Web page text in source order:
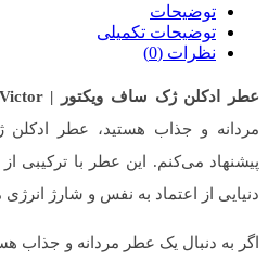
توضیحات
توضیحات تکمیلی
نظرات (0)
عطر ادکلن ژک ساف ویکتور | Jacsaf Victor
مردانه و جذاب هستید، عطر
پیشنهاد می‌کنم. این عطر با ترکیبی
دنیایی از اعتماد به نفس و شارژ
اگر به دنبال یک عطر مردانه و جذاب